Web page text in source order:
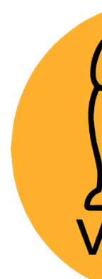
Despacho
$89.990
Lagos)
Alimentos
Brit Care Hypo